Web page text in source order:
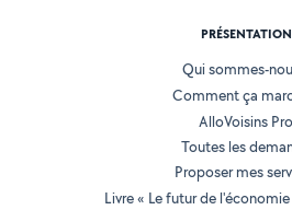
PRÉSENTATION
Qui sommes-
Comment ça
AlloVoisins Pro
Toutes les
Proposer mes
Livre « Le futur de